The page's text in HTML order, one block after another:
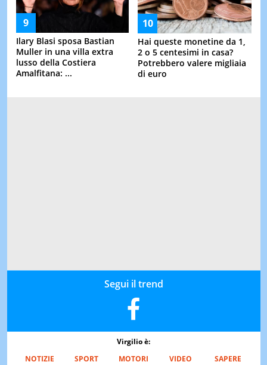
Ilary Blasi sposa Bastian
Muller in una villa extra
lusso della Costiera
Amalfitana: ...
Hai queste monetine da 1,
2 o 5 centesimi in casa?
Potrebbero valere migliaia
di euro
Segui il trend
Virgilio è:
NOTIZIE
SPORT MOTORI VIDEO SAPERE